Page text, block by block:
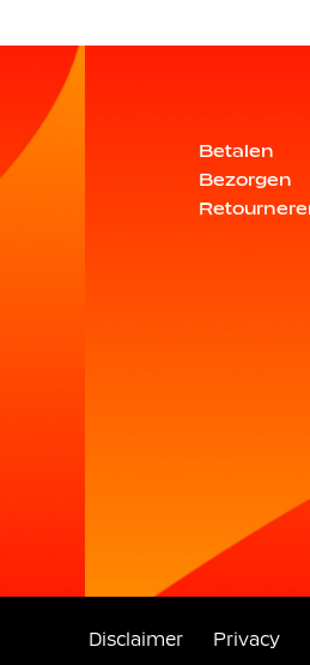
Betalen
Bezorgen
Disclaimer Privacy